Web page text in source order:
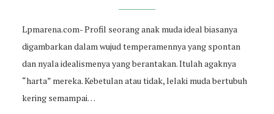
Lpmarena.com- Profil seorang anak muda ideal biasanya
digambarkan dalam wujud temperamennya yang spontan
dan nyala idealismenya yang berantakan. Itulah agaknya
“harta” mereka. Kebetulan atau tidak, lelaki muda bertubuh
kering semampai…